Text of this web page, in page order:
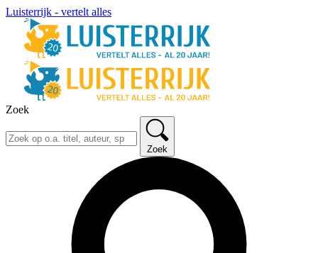
Luisterrijk - vertelt alles
Zoek
Zoek